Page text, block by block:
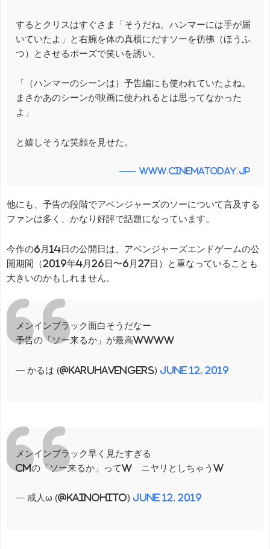
するとクリスはすぐさま「そうだね、ハンマーには手が届
いていたよ」と右腕を体の真横にだすソーを彷彿（ほうふ
つ）とさせるポーズで笑いを誘い、
「（ハンマーのシーンは）予告編にも使われていたよね。
まさかあのシーンが映画に使われるとは思ってなかった
よ」
と嬉しそうな笑顔を見せた。
www.cinematoday.jp
他にも、予告の段階でアベンジャーズのソーについて言及する
ファンは多く、かなり好評で話題になっています。
今作の6月14日の公開日は、アベンジャーズエンドゲームの公
開期間（2019年4月26日〜6月27日）と重なっていることも
大きいのかもしれません。
メンインブラック面白そうだなー
予告の「ソー来るか」が最高wwww
— かるは (@karuhavengers) June 12, 2019
メンインブラック早く見たすぎる
CMの「ソー来るか」ってw ニヤリとしちゃうw
— 戒人ω (@kainohito) June 12, 2019